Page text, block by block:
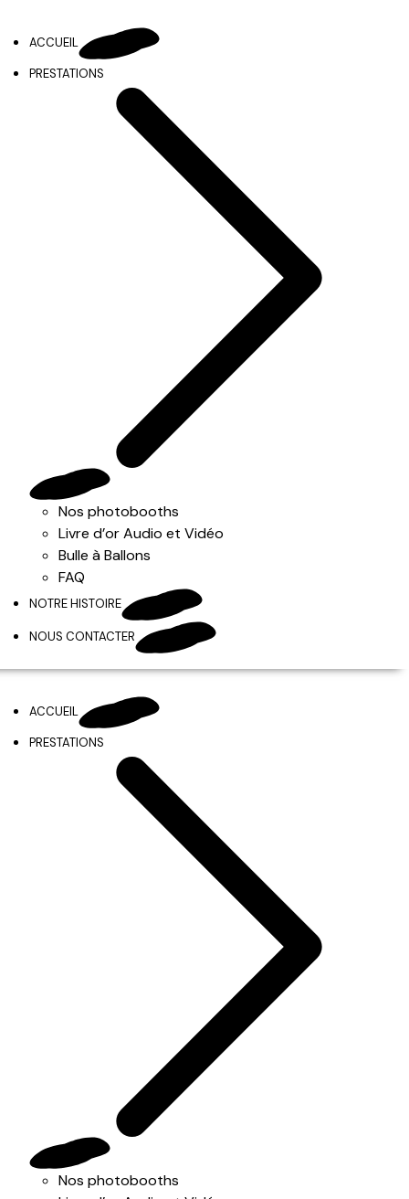
ACCUEIL
PRESTATIONS
Nos photobooths
Livre d’or Audio et Vidéo
Bulle à Ballons
FAQ
NOTRE HISTOIRE
NOUS CONTACTER
ACCUEIL
PRESTATIONS
Nos photobooths